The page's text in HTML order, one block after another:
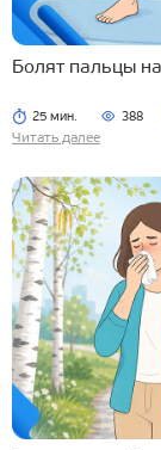
Болят пальцы
25 мин. 388
Читать далее